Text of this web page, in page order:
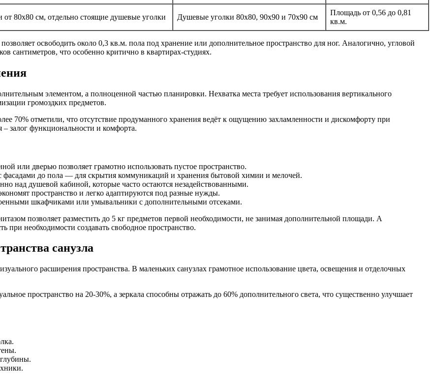
80х80 см, отдельно стоящие душевые уголки Душевые уголки 80х80, 90х90 и 70х90 см
Площадь от 0,56 до 0,81
кв.м.
освободить около 0,3 кв.м. пола под хранение или дополнительное пространство для ног. Аналогично, угловой
сантиметров, что особенно критично в квартирах-студиях.
элементом, а полноценной частью планировки. Нехватка места требует использования вертикального
громоздких предметов.
70% отметили, что отсутствие продуманного хранения ведёт к ощущению захламленности и дискомфорту при
– залог функциональности и комфорта.
или дверью позволяет грамотно использовать пустое пространство.
до пола — для скрытия коммуникаций и хранения бытовой химии и мелочей.
над душевой кабиной, которые часто остаются незадействованными.
пространство и легко адаптируются под разные нужды.
шкафчиками или умывальники с дополнительными отсеками.
позволяет разместить до 5 кг предметов первой необходимости, не занимая дополнительной площади. А
при необходимости создавать свободное пространство.
санузла
расширения пространства. В маленьких санузлах грамотное использование цвета, освещения и отделочных
пространство на 20-30%, а зеркала способны отражать до 60% дополнительного света, что существенно улучшает